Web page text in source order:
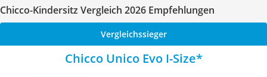
Chicco-Kindersitz Vergleich 2026 Empfehlungen
Vergleichssieger
Chicco Unico Evo I-Size